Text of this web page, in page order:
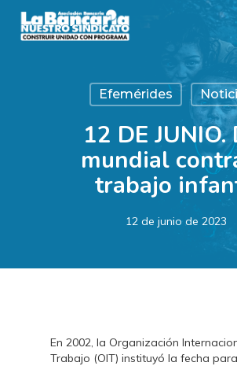
main
Efemérides
12 DE JUNIO.
mundial
trabajo
12 de junio de 2023
En 2002, la Organización
Trabajo (OIT) instituyó la fecha